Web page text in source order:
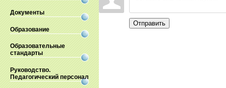
Документы
Образование
Образовательные
стандарты
Руководство.
Педагогический персонал
Отправить